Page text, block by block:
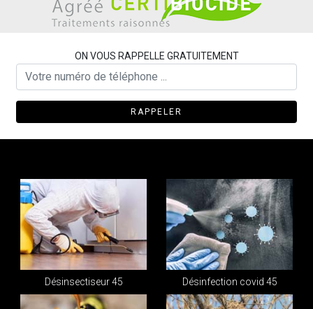
ON VOUS RAPPELLE GRATUITEMENT
Désinsectiseur 45 Désinfection covid 45